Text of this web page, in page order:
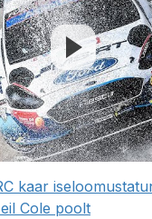
kaar
Cole poolt